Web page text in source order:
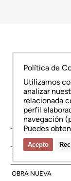
SERVICIOS
ZONAS
OBRA NUEVA
SOBRE NOSOTROS
Política de
Utilizamos
analizar
relacionada
perfil
navegación
Puedes
Acepto